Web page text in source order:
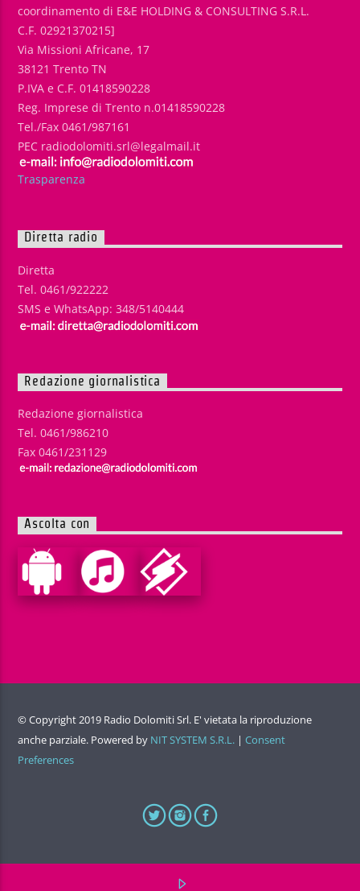
coordinamento di E&E HOLDING & CONSULTING S.R.L.
C.F. 02921370215]
Via Missioni Africane, 17
38121 Trento TN
P.IVA e C.F. 01418590228
Reg. Imprese di Trento n.01418590228
Tel./Fax 0461/987161
PEC radiodolomiti.srl@legalmail.it
Trasparenza
Diretta radio
Diretta
Tel. 0461/922222
SMS e WhatsApp: 348/5140444
Redazione giornalistica
Redazione giornalistica
Tel. 0461/986210
Fax 0461/231129
Ascolta con
© Copyright 2019 Radio Dolomiti Srl. E' vietata la riproduzione
anche parziale. Powered by NIT SYSTEM S.R.L. | Consent
Preferences